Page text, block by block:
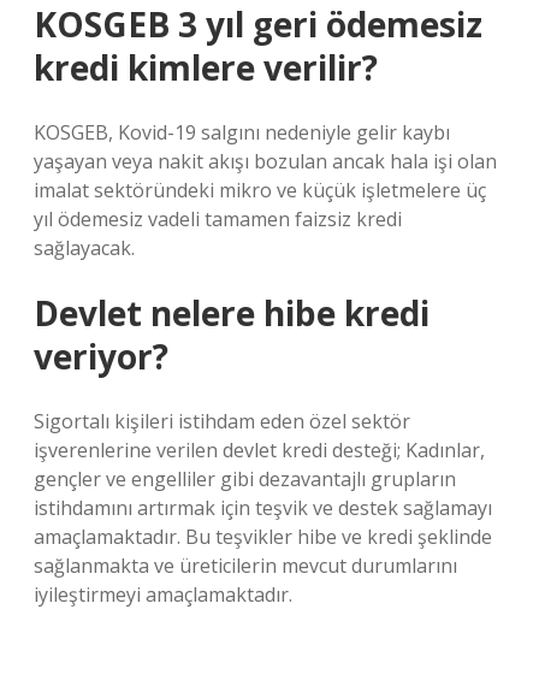
KOSGEB 3 yıl geri ödemesiz
kredi kimlere verilir?
KOSGEB, Kovid-19 salgını nedeniyle gelir kaybı
yaşayan veya nakit akışı bozulan ancak hala işi olan
imalat sektöründeki mikro ve küçük işletmelere üç
yıl ödemesiz vadeli tamamen faizsiz kredi
sağlayacak.
Devlet nelere hibe kredi
veriyor?
Sigortalı kişileri istihdam eden özel sektör
işverenlerine verilen devlet kredi desteği; Kadınlar,
gençler ve engelliler gibi dezavantajlı grupların
istihdamını artırmak için teşvik ve destek sağlamayı
amaçlamaktadır. Bu teşvikler hibe ve kredi şeklinde
sağlanmakta ve üreticilerin mevcut durumlarını
iyileştirmeyi amaçlamaktadır.